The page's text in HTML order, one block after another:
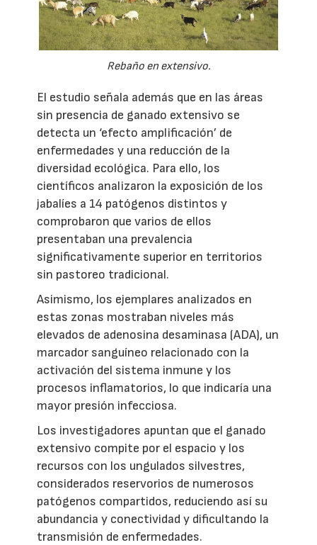
Rebaño en extensivo.
El estudio señala además que en las áreas
sin presencia de ganado extensivo se
detecta un ‘efecto amplificación’ de
enfermedades y una reducción de la
diversidad ecológica. Para ello, los
científicos analizaron la exposición de los
jabalíes a 14 patógenos distintos y
comprobaron que varios de ellos
presentaban una prevalencia
significativamente superior en territorios
sin pastoreo tradicional.
Asimismo, los ejemplares analizados en
estas zonas mostraban niveles más
elevados de adenosina desaminasa (ADA), un
marcador sanguíneo relacionado con la
activación del sistema inmune y los
procesos inflamatorios, lo que indicaría una
mayor presión infecciosa.
Los investigadores apuntan que el ganado
extensivo compite por el espacio y los
recursos con los ungulados silvestres,
considerados reservorios de numerosos
patógenos compartidos, reduciendo así su
abundancia y conectividad y dificultando la
transmisión de enfermedades.